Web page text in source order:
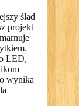
ślad
projekt
LED,
wynika